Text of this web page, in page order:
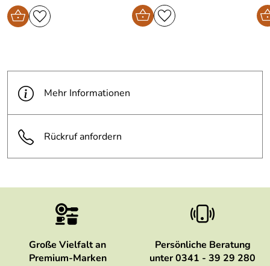
Mehr Informationen
Rückruf anfordern
Große Vielfalt an
Premium-Marken
Persönliche Beratung
unter 0341 - 39 29 280